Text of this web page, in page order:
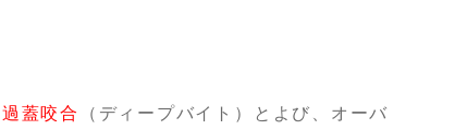
過蓋咬合
（ディープバイト）とよび、オーバ